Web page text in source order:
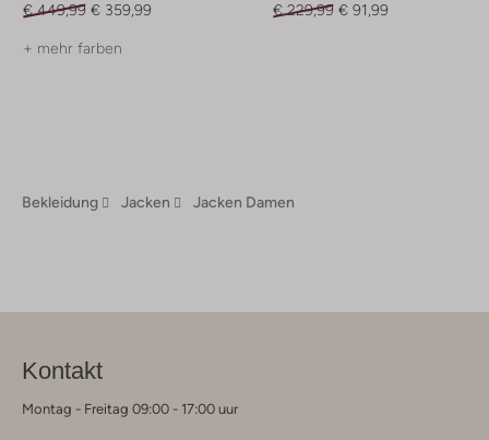
€ 449,99 € 359,99
+ mehr farben
€ 229,99 € 91,99
Bekleidung Jacken Jacken Damen
Kontakt
Montag - Freitag 09:00 - 17:00 uur